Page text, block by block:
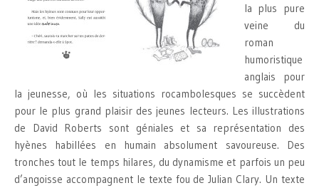
la plus pure
veine du
roman
humoristique
anglais pour
la jeunesse, où les situations rocambolesques se succèdent
pour le plus grand plaisir des jeunes lecteurs. Les illustrations
de David Roberts sont géniales et sa représentation des
hyènes habillées en humain absolument savoureuse. Des
tronches tout le temps hilares, du dynamisme et parfois un peu
d’angoisse accompagnent le texte fou de Julian Clary. Un texte